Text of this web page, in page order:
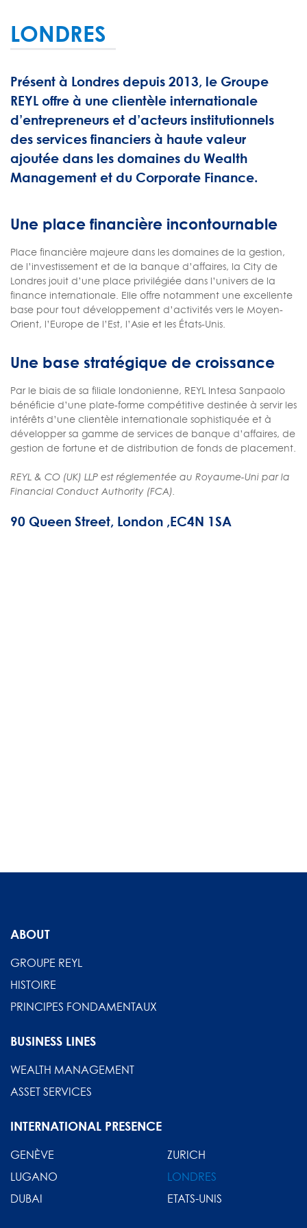
LONDRES
Présent à Londres depuis 2013, le Groupe
REYL offre à une clientèle internationale
d’entrepreneurs et d’acteurs institutionnels
des services financiers à haute valeur
ajoutée dans les domaines du Wealth
Management et du Corporate Finance.
Une place financière incontournable
Place financière majeure dans les domaines de la gestion,
de l’investissement et de la banque d’affaires, la City de
Londres jouit d’une place privilégiée dans l’univers de la
finance internationale. Elle offre notamment une excellente
base pour tout développement d’activités vers le Moyen-
Orient, l’Europe de l’Est, l’Asie et les États-Unis.
Une base stratégique de croissance
Par le biais de sa filiale londonienne, REYL Intesa Sanpaolo
bénéficie d’une plate-forme compétitive destinée à servir les
intérêts d’une clientèle internationale sophistiquée et à
développer sa gamme de services de banque d’affaires, de
gestion de fortune et de distribution de fonds de placement.
REYL & CO (UK) LLP est réglementée au Royaume-Uni par la
Financial Conduct Authority (FCA).
90 Queen Street, London ,EC4N 1SA
ABOUT
GROUPE REYL
HISTOIRE
PRINCIPES FONDAMENTAUX
BUSINESS LINES
WEALTH MANAGEMENT
ASSET SERVICES
INTERNATIONAL PRESENCE
GENÈVE
ZURICH
LUGANO
LONDRES
DUBAI
ETATS-UNIS